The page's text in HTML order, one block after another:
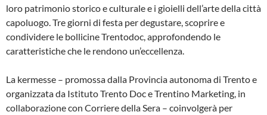
loro patrimonio storico e culturale e i gioielli dell’arte della città
capoluogo. Tre giorni di festa per degustare, scoprire e
condividere le bollicine Trentodoc, approfondendo le
caratteristiche che le rendono un’eccellenza.
La kermesse – promossa dalla Provincia autonoma di Trento e
organizzata da Istituto Trento Doc e Trentino Marketing, in
collaborazione con Corriere della Sera – coinvolgerà per